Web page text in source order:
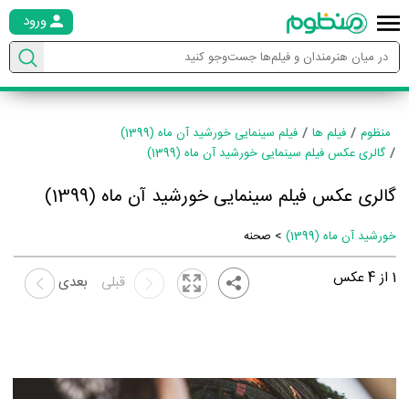
ورود
منظوم فیلم ها
فیلم سینمایی خورشید آن ماه (1399)
گالری عکس فیلم سینمایی خورشید آن ماه (1399)
گالری عکس فیلم سینمایی خورشید آن ماه (1399)
خورشید آن ماه (1399) > صحنه
1 از4عکس بعدی قبلی